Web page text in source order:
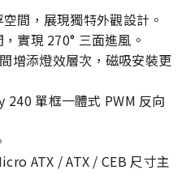
間，展現獨特外觀設計。
實現 270° 三面進風。
增添燈效層次，磁吸安裝更
240 單框一體式 PWM 反向
ATX / ATX / CEB 尺寸主